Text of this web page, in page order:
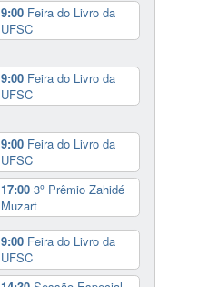
9:00 Feira do Livro da
UFSC
9:00 Feira do Livro da
UFSC
9:00 Feira do Livro da
UFSC
17:00 3º Prêmio Zahidé
Muzart
9:00 Feira do Livro da
UFSC